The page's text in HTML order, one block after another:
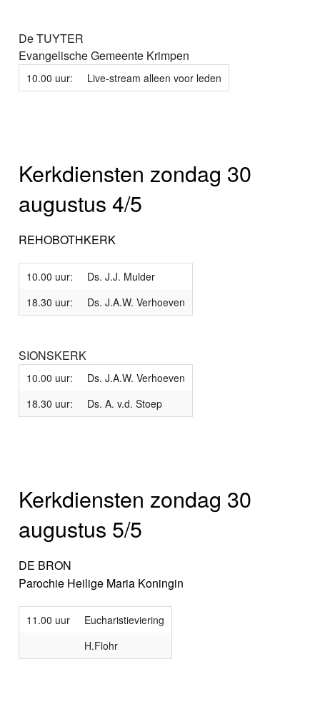
De TUYTER
Evangelische Gemeente Krimpen
10.00 uur: Live-stream alleen voor leden
Kerkdiensten zondag 30
augustus 4/5
REHOBOTHKERK
10.00 uur:
Ds. J.J. Mulder
18.30 uur:
Ds. J.A.W. Verhoeven
SIONSKERK
10.00 uur:
Ds. J.A.W. Verhoeven
18.30 uur:
Ds. A. v.d. Stoep
Kerkdiensten zondag 30
augustus 5/5
DE BRON
Parochie Heilige Maria Koningin
11.00 uur
Eucharistieviering
H.Flohr